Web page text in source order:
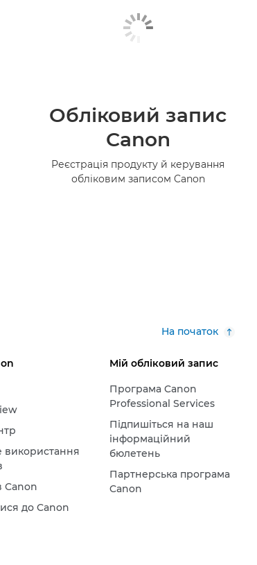
Обліковий запис
Canon
Реєстрація продукту й керування
обліковим записом Canon
На початок
використання
Canon
до Canon
Мій обліковий запис
Програма Canon
Professional Services
Підпишіться на наш
інформаційний
бюлетень
Партнерська програма
Canon